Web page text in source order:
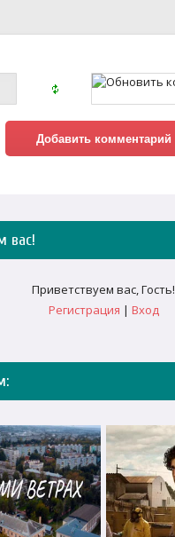
вас!
Приветствуем вас,Гость!
Регистрация | Вход